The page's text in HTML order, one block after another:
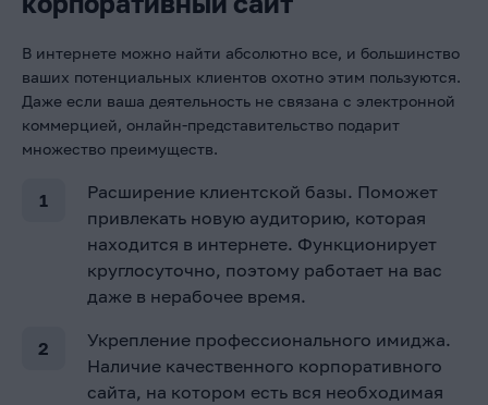
В интернете можно найти абсолютно все, и большинство
ваших потенциальных клиентов охотно этим пользуются.
Даже если ваша деятельность не связана с электронной
коммерцией, онлайн-представительство подарит
множество преимуществ.
Расширение клиентской базы. Поможет
привлекать новую аудиторию, которая
находится в интернете. Функционирует
круглосуточно, поэтому работает на вас
даже в нерабочее время.
Укрепление профессионального имиджа.
Наличие качественного корпоративного
сайта, на котором есть вся необходимая